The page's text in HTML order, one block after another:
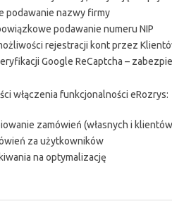
podawanie nazwy firmy
podawanie numeru NIP
rejestracji kont przez
Google ReCaptcha –
włączenia funkcjonalności eRozrys:
zamówień (własnych i
za użytkowników
na optymalizację